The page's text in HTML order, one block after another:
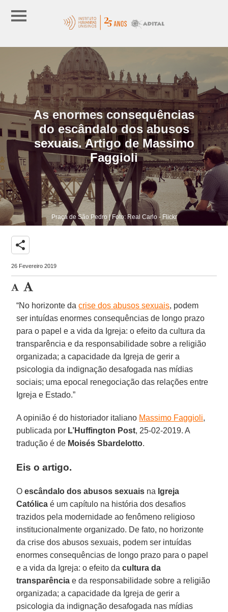
As enormes consequências
do escândalo dos abusos
sexuais. Artigo de Massimo
Faggioli
Praça de São Pedro | Foto: Real Carlo - Flickr
share
26 Fevereiro 2019
“No horizonte dacrise dos abusos sexuais, podem
ser intuídas enormes consequências de longo prazo
para o papel e a vida da Igreja: o efeito da cultura da
transparência e da responsabilidade sobre a religião
organizada; a capacidade da Igreja de gerir a
psicologia da indignação desafogada nas mídias
sociais; uma epocal renegociação das relações entre
Igreja e Estado.”
A opinião é do historiador italiano Massimo Faggioli,
publicada por L’Huffington Post, 25-02-2019. A
tradução é de Moisés Sbardelotto.
Eis o artigo.
Oescândalo dos abusos sexuais na Igreja
Católica é um capítulo na história dos desafios
trazidos pela modernidade ao fenômeno religioso
institucionalmente organizado. De fato, no horizonte
da crise dos abusos sexuais, podem ser intuídas
enormes consequências de longo prazo para o papel
e a vida da Igreja: o efeito da cultura da
transparência e da responsabilidade sobre a religião
organizada; a capacidade da Igreja de gerir a
psicologia da indignação desafogada nas mídias